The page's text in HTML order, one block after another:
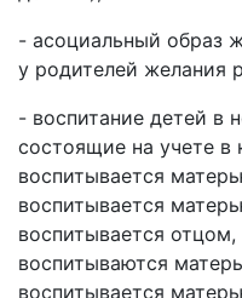
- асоциальный образ
у родителей желания
- воспитание детей в
состоящие на учете
воспитывается
воспитывается
воспитывается
воспитываются
воспитывается